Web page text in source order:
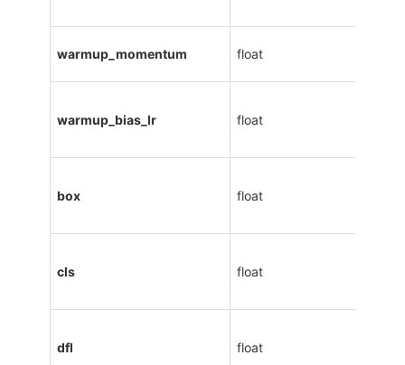
warmup_momentum float
warmup_bias_lr float
box float
cls float
dfl float